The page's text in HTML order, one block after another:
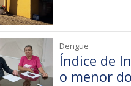
Dengue
Índice de
o menor